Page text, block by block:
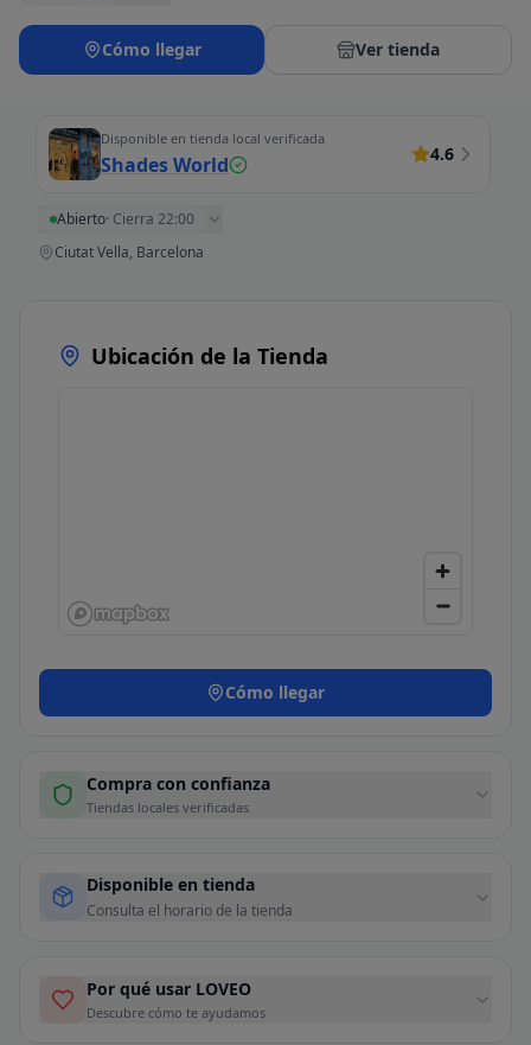
Cómo llegar Ver tienda
Disponible en tienda local verificada
Shades World 4.6
Abierto· Cierra 22:00
Ciutat Vella, Barcelona
Ubicación de la Tienda
Cómo llegar
Compra con confianza
Tiendas locales verificadas
Disponible en tienda
Consulta el horario de la tienda
Por qué usar LOVEO
Descubre cómo te ayudamos